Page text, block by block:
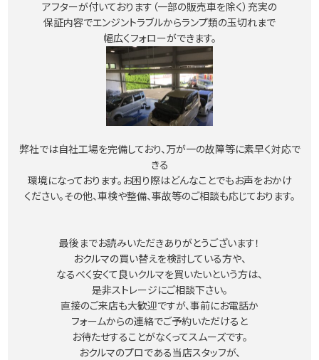
アフターが付いております（一部の販売車を除く）充実の
保証内容でエンジントラブルからランプ類の玉切れまで
幅広くフォローができます。
弊社では自社工場を完備しており、万が一の故障等に素早く対応で
きる
環境になっております。お困り際はどんなことでもお声をおかけ
ください。その他、車検や整備、事故等のご相談も応じております。
最後までお読みいただきありがとうございます！
おクルマの買い替えを検討している方や、
なるべく安くて良いクルマを買いたいという方は、
是非ストレージにご相談下さい。
直接のご来店も大歓迎ですが、事前にお電話か
フォームからの連絡でご予約いただけると
お待たせすることがなくってスムーズです。
おクルマのプロである当店スタッフが、